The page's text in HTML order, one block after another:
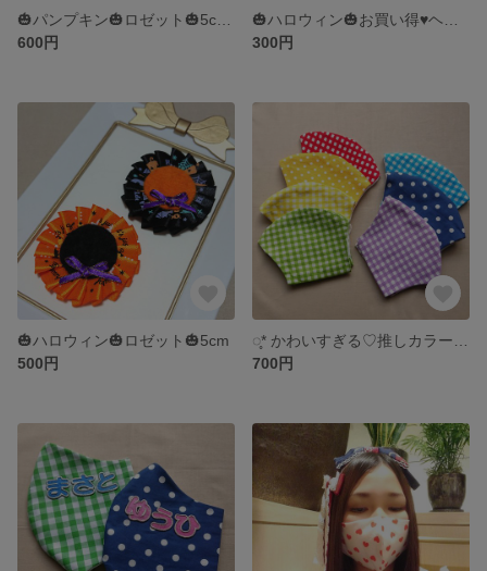
600円
300円
🎃ハロウィン🎃ロゼット🎃5cm
500円
700円